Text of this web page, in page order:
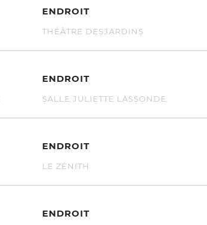
ENDROIT
THÉÂTRE DESJARDINS
ENDROIT
SALLE JULIETTE LASSONDE
ENDROIT
LE ZÉNITH
ENDROIT